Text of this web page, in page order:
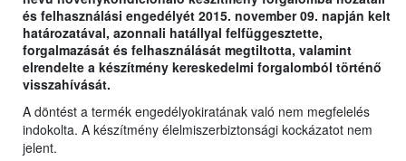
és felhasználási engedélyét 2015. november 09. napján kelt
határozatával, azonnali hatállyal felfüggesztette,
forgalmazását és felhasználását megtiltotta, valamint
elrendelte a készítmény kereskedelmi forgalomból történő
visszahívását.
A döntést a termék engedélyokiratának való nem megfelelés
indokolta. A készítmény élelmiszerbiztonsági kockázatot nem
jelent.